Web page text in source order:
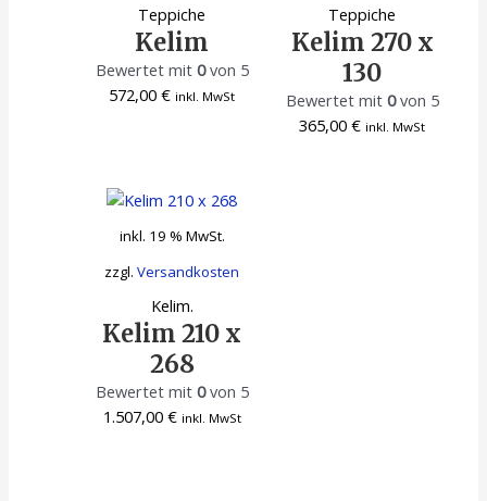
Teppiche
Kelim
Bewertet mit 0von 5
572,00€ inkl. MwSt
Teppiche
Kelim 270 x
130
Bewertet mit 0von 5
365,00€ inkl. MwSt
inkl. 19 % MwSt.
zzgl.Versandkosten
Kelim.
Kelim 210 x
268
Bewertet mit 0von 5
1.507,00 € inkl. MwSt